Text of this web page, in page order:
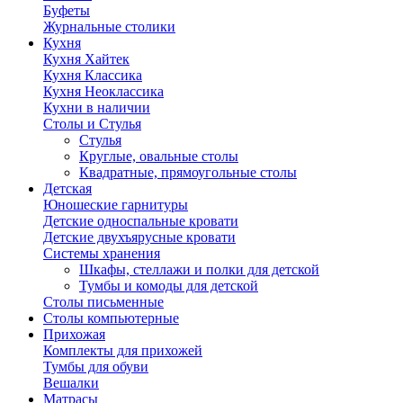
Буфеты
Журнальные столики
Кухня
Кухня Хайтек
Кухня Классика
Кухня Неоклассика
Кухни в наличии
Столы и Стулья
Стулья
Круглые, овальные столы
Квадратные, прямоугольные столы
Детская
Юношеские гарнитуры
Детские односпальные кровати
Детские двухъярусные кровати
Системы хранения
Шкафы, стеллажи и полки для детской
Тумбы и комоды для детской
Столы письменные
Столы компьютерные
Прихожая
Комплекты для прихожей
Тумбы для обуви
Вешалки
Матрасы